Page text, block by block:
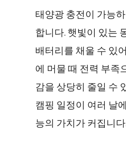
태양광 충전이 가능
합니다. 햇빛이 있는
배터리를 채울 수 있
에 머물 때 전력 부족
감을 상당히 줄일 수
캠핑 일정이 여러 날
능의 가치가 커집니